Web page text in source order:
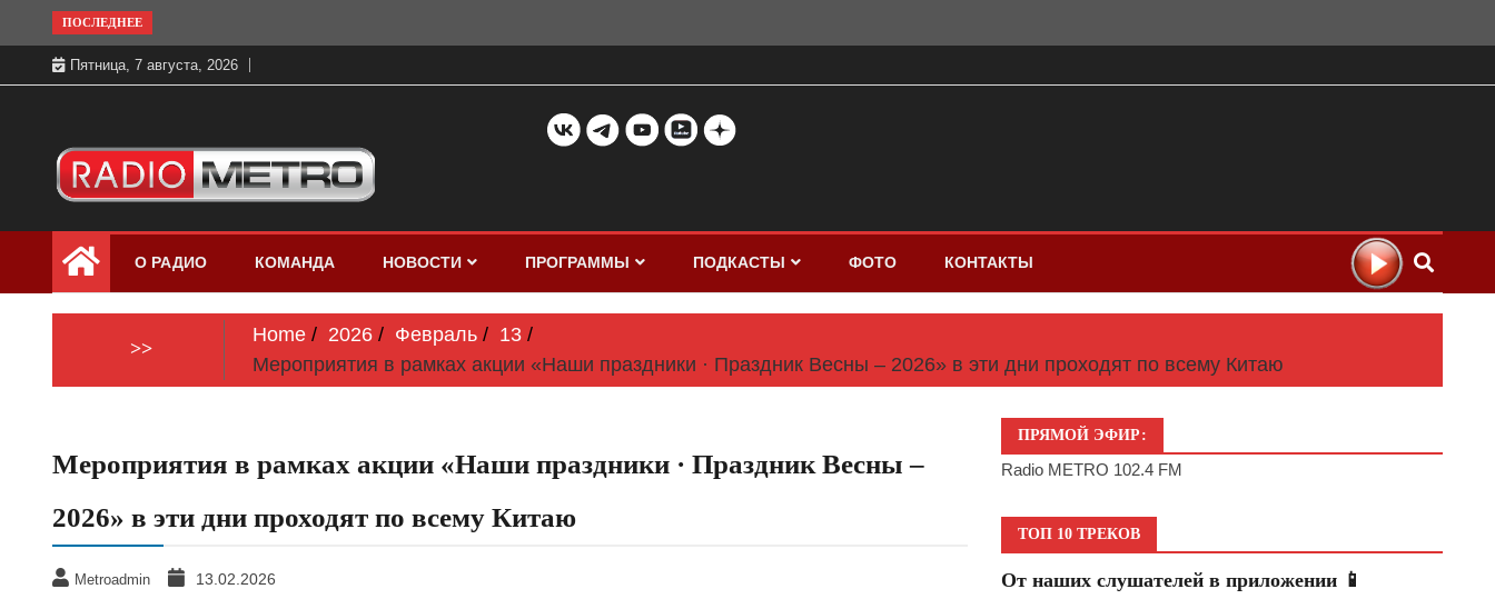
to
content
ПОСЛЕДНЕЕ
Пятница, 7 августа, 2026
Радио МЕТРО
бесплатно в хорошем качестве Санкт-
Петербург и Россия
О РАДИО КОМАНДА НОВОСТИ ПРОГРАММЫ ПОДКАСТЫ ФОТО КОНТАКТЫ
>>
Home 2026 Февраль
13
Мероприятия в рамках акции «Наши праздники · Праздник Весны – 2026» в эти дни проходят по всему Китаю
Мероприятия в рамках акции «Наши праздники · Праздник Весны –
2026» в эти дни проходят по всему Китаю
Metroadmin 13.02.2026
ПРЯМОЙ ЭФИР:
Radio METRO 102.4 FM
ТОП 10 ТРЕКОВ
От наших слушателей в приложении 📱